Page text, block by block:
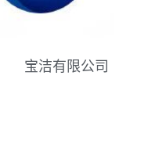
宝洁有限公司